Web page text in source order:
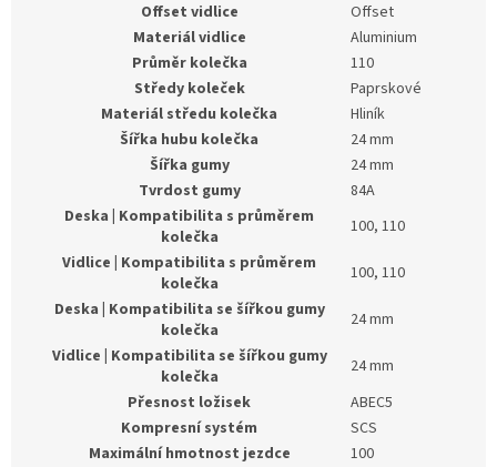
Offset vidlice
Offset
Materiál vidlice
Aluminium
Průměr kolečka
110
Středy koleček
Paprskové
Materiál středu kolečka
Hliník
Šířka hubu kolečka
24 mm
Šířka gumy
24 mm
Tvrdost gumy
84A
Deska | Kompatibilita s průměrem
kolečka
100, 110
Vidlice | Kompatibilita s průměrem
kolečka
100, 110
Deska | Kompatibilita se šířkou gumy
kolečka
24 mm
Vidlice | Kompatibilita se šířkou gumy
kolečka
24 mm
Přesnost ložisek
ABEC5
Kompresní systém
SCS
Maximální hmotnost jezdce
100